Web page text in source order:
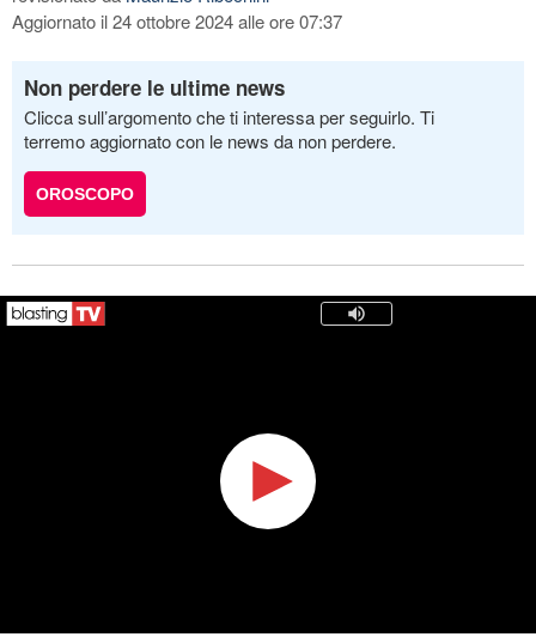
Aggiornato il 24 ottobre 2024 alle ore 07:37
Non perdere le ultime news
Clicca sull’argomento che ti interessa per seguirlo. Ti
terremo aggiornato con le news da non perdere.
OROSCOPO